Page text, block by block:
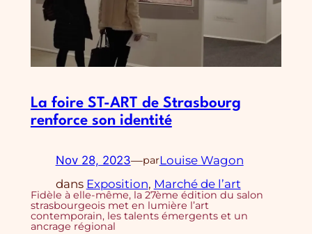
La foire ST-ART de Strasbourg
renforce son identité
Nov 28, 2023—parLouise Wagon
dans Exposition, Marché de l’art
Fidèle à elle-même, la 27ème édition du salon
strasbourgeois met en lumière l’art
contemporain, les talents émergents et un
ancrage régional